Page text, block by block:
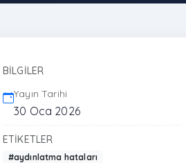
BILGILER
Yayın Tarihi
30 Oca 2026
ETIKETLER
#aydınlatma hataları